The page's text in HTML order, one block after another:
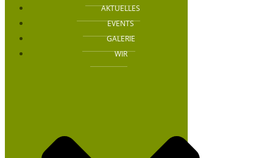
AKTUELLES
EVENTS
GALERIE
WIR